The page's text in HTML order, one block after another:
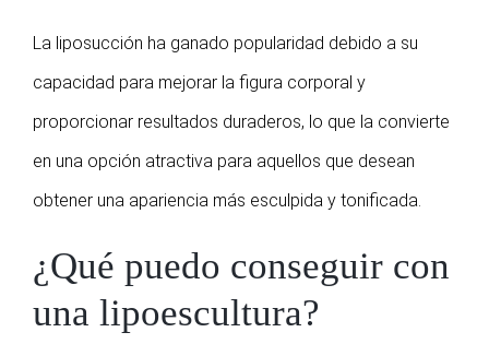
La liposucción ha ganado popularidad debido a su
capacidad para mejorar la figura corporal y
proporcionar resultados duraderos, lo que la convierte
en una opción atractiva para aquellos que desean
obtener una apariencia más esculpida y tonificada.
¿Qué puedo conseguir con
una lipoescultura?